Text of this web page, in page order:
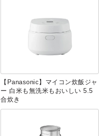
【Panasonic】マイコン炊飯ジャ
ー 白米も無洗米もおいしい 5.5
合炊き